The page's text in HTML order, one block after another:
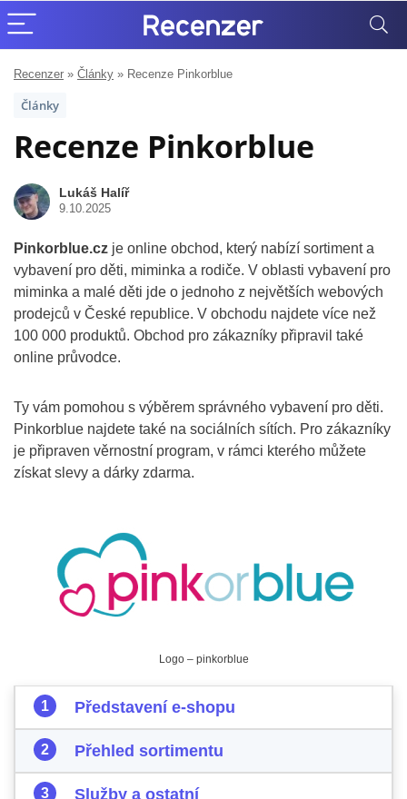
Recenzer » Články » Recenze Pinkorblue
Články
Recenze Pinkorblue
Lukáš Halíř
9.10.2025
Pinkorblue.cz je online obchod, který nabízí sortiment a
vybavení pro děti, miminka a rodiče. V oblasti vybavení pro
miminka a malé děti jde o jednoho z největších webových
prodejců v České republice. V obchodu najdete více než
100 000 produktů. Obchod pro zákazníky připravil také
online průvodce.
Ty vám pomohou s výběrem správného vybavení pro děti.
Pinkorblue najdete také na sociálních sítích. Pro zákazníky
je připraven věrnostní program, v rámci kterého můžete
získat slevy a dárky zdarma.
Logo – pinkorblue
Představení e-shopu
Přehled sortimentu
Služby a ostatní